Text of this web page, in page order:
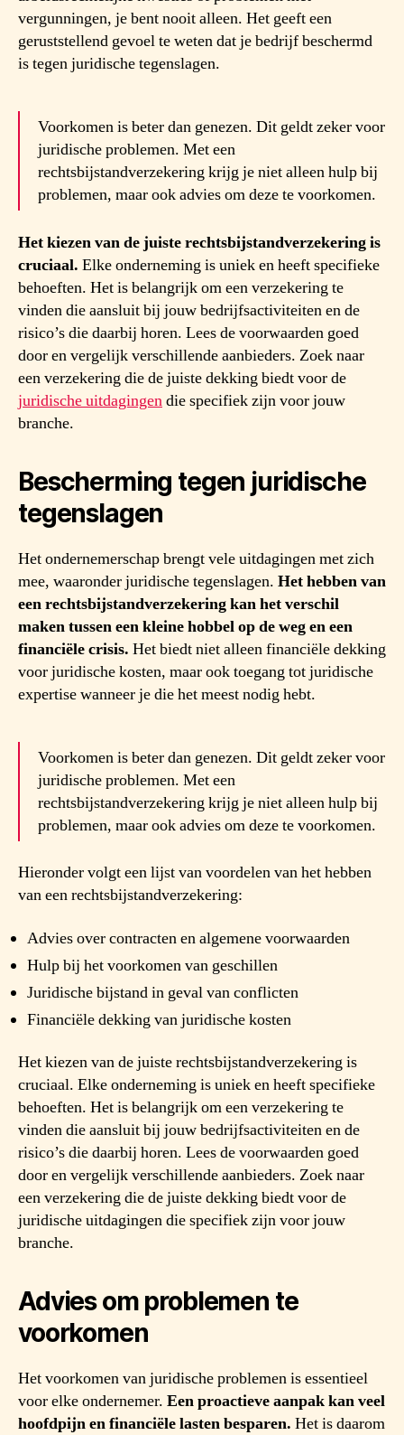
vergunningen, je bent nooit alleen. Het geeft een
geruststellend gevoel te weten dat je bedrijf beschermd
is tegen juridische tegenslagen.
Voorkomen is beter dan genezen. Dit geldt zeker voor
juridische problemen. Met een
rechtsbijstandverzekering krijg je niet alleen hulp bij
problemen, maar ook advies om deze te voorkomen.
Het kiezen van de juiste rechtsbijstandverzekering is
cruciaal. Elke onderneming is uniek en heeft specifieke
behoeften. Het is belangrijk om een verzekering te
vinden die aansluit bij jouw bedrijfsactiviteiten en de
risico’s die daarbij horen. Lees de voorwaarden goed
door en vergelijk verschillende aanbieders. Zoek naar
een verzekering die de juiste dekking biedt voor de
juridische uitdagingendie specifiek zijn voor jouw
branche.
Bescherming tegen juridische
tegenslagen
Het ondernemerschap brengt vele uitdagingen met zich
mee, waaronder juridische tegenslagen. Het hebben van
een rechtsbijstandverzekering kan het verschil
maken tussen een kleine hobbel op de weg en een
financiële crisis. Het biedt niet alleen financiële dekking
voor juridische kosten, maar ook toegang tot juridische
expertise wanneer je die het meest nodig hebt.
Voorkomen is beter dan genezen. Dit geldt zeker voor
juridische problemen. Met een
rechtsbijstandverzekering krijg je niet alleen hulp bij
problemen, maar ook advies om deze te voorkomen.
Hieronder volgt een lijst van voordelen van het hebben
van een rechtsbijstandverzekering:
Advies over contracten en algemene voorwaarden
Hulp bij het voorkomen van geschillen
Juridische bijstand in geval van conflicten
Financiële dekking van juridische kosten
Het kiezen van de juiste rechtsbijstandverzekering is
cruciaal. Elke onderneming is uniek en heeft specifieke
behoeften. Het is belangrijk om een verzekering te
vinden die aansluit bij jouw bedrijfsactiviteiten en de
risico’s die daarbij horen. Lees de voorwaarden goed
door en vergelijk verschillende aanbieders. Zoek naar
een verzekering die de juiste dekking biedt voor de
juridische uitdagingen die specifiek zijn voor jouw
branche.
Advies om problemen te
voorkomen
Het voorkomen van juridische problemen is essentieel
voor elke ondernemer. Een proactieve aanpak kan veel
hoofdpijn en financiële lasten besparen. Het is daarom